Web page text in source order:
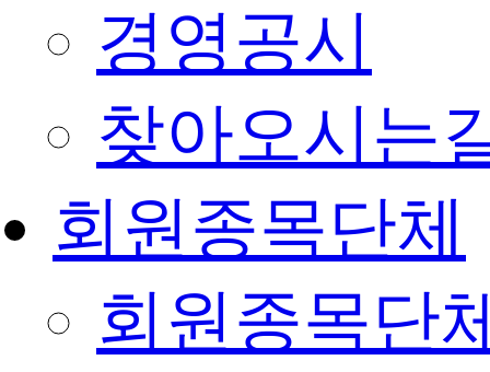
경영공시
찾아오시는
회원종목단체
회원종목단